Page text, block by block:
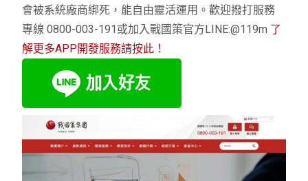
會被系統廠商綁死，能自由靈活運用。歡迎撥打服務
專線 0800-003-191或加入戰國策官方LINE:@119m 了
解更多APP開發服務請按此！